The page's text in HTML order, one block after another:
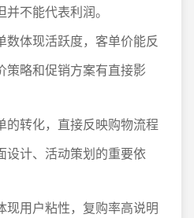
不能代表利润。
数体现活跃度，客单价能反
策略和促销方案有直接影
的转化，直接反映购物流程
设计、活动策划的重要依
现用户粘性，复购率高说明